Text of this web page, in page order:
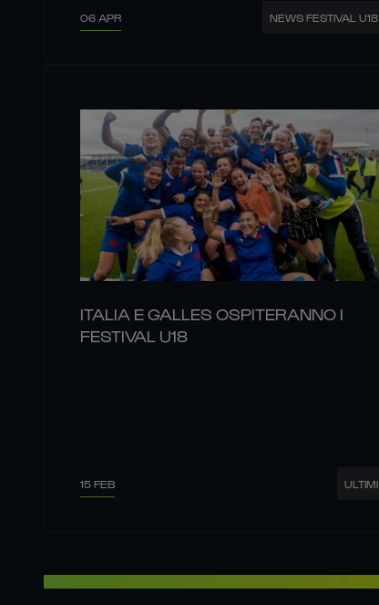
06 APR NEWS FESTIVAL U18
ITALIA E GALLES OSPITERANNO I
FESTIVAL U18
15 FEB ULTIMI